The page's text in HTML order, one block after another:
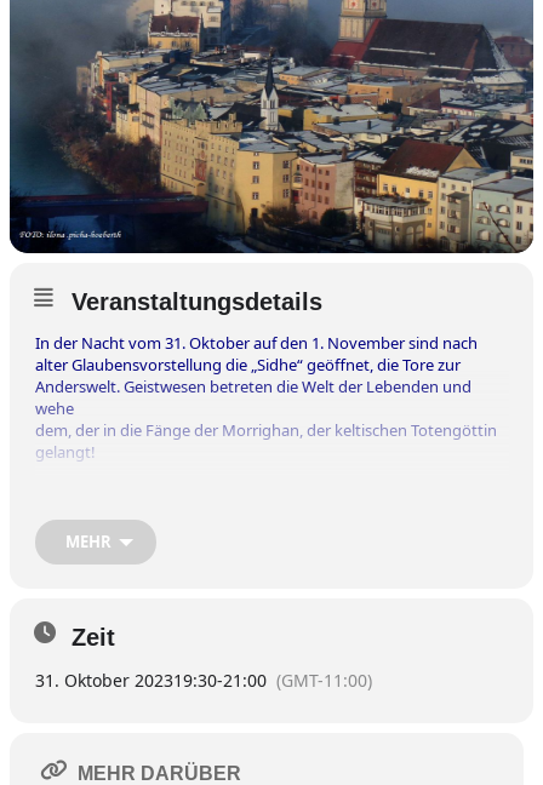
Veranstaltungsdetails
In der Nacht vom 31. Oktober auf den 1. November sind nach
alter Glaubensvorstellung die „Sidhe“ geöffnet, die Tore zur
Anderswelt. Geistwesen betreten die Welt der Lebenden und
wehe
dem, der in die Fänge der Morrighan, der keltischen Totengöttin
gelangt!
es viele mystische und spannende Geschichten zu erzählen über
Untote, Aufhocker
und über den
Umgang mit der Vergänglichen unserer irdischen Existenz.
Treffpunkt: 19.30 Uhr an der Michaelskapelle in Wasserburg (bei
hoeberth.com
MEHR
Zeit
31. Oktober 202319:30-21:00 (GMT-11:00)
MEHR DARÜBER